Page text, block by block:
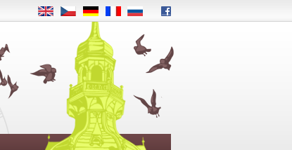
EN CS DE RU